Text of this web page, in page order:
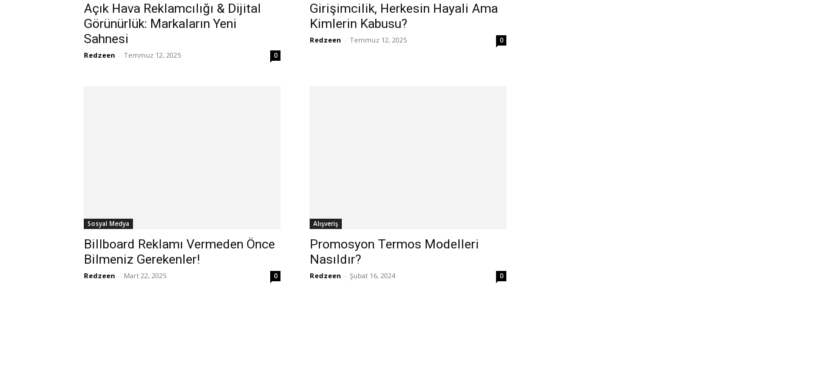
Açık Hava Reklamcılığı & Dijital
Görünürlük: Markaların Yeni
Sahnesi
Redzeen - Temmuz 12, 2025 0
Girişimcilik, Herkesin Hayali Ama
Kimlerin Kabusu?
Redzeen - Temmuz 12, 2025 0
Sosyal Medya
Billboard Reklamı Vermeden Önce
Bilmeniz Gerekenler!
Redzeen - Mart 22, 2025 0
Alışveriş
Promosyon Termos Modelleri
Nasıldır?
Redzeen - Şubat 16, 2024 0